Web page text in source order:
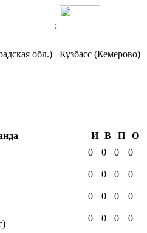
:
обл.) Кузбасс (Кемерово)
И В П
О
0 0 0 0
0 0 0 0
0 0 0 0
0 0 0 0